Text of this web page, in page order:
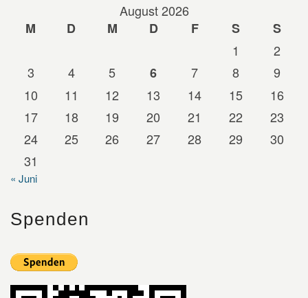
August 2026
M
D M D F S
S
1
2
3
4 5 6 7 8
9
10
11 12 13 14 15
16
17
18 19 20 21 22
23
24
25 26 27 28 29
30
31
« Juni
Spenden